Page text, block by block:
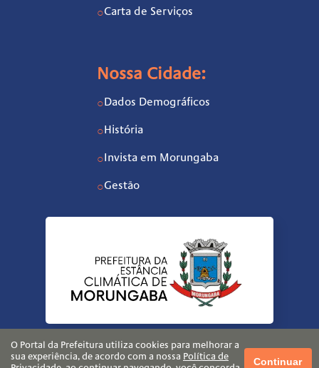
○Carta de Serviços
Nossa Cidade:
○ Dados Demográficos
○ História
○ Invista em Morungaba
○Gestão
O Portal da Prefeitura utiliza cookies para melhorar a
sua experiência, de acordo com a nossa Política de
Continuar